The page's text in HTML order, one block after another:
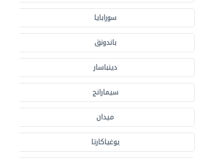
سورابايا
باندونق
دينباسار
سيمارانج
ميدان
يوغياكارتا